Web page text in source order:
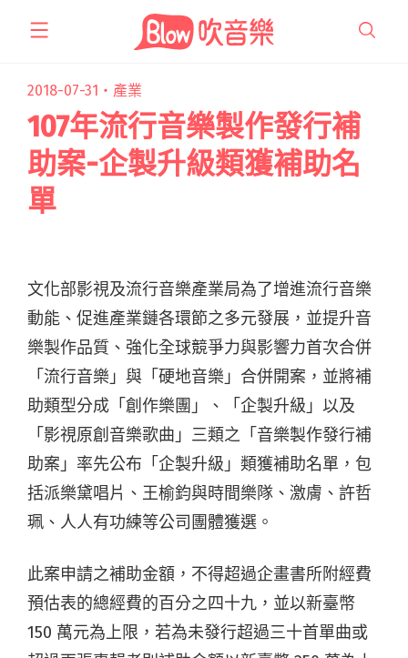
2018-07-31・ 產業
107年流行音樂製作發行補
助案-企製升級類獲補助名
單
文化部影視及流行音樂產業局為了增進流行音樂
動能、促進產業鏈各環節之多元發展，並提升音
樂製作品質、強化全球競爭力與影響力首次合併
「流行音樂」與「硬地音樂」合併開案，並將補
助類型分成「創作樂團」、「企製升級」以及
「影視原創音樂歌曲」三類之「音樂製作發行補
助案」率先公布「企製升級」類獲補助名單，包
括派樂黛唱片、王榆鈞與時間樂隊、激膚、許哲
珮、人人有功練等公司團體獲選。
此案申請之補助金額，不得超過企畫書所附經費
預估表的總經費的百分之四十九，並以新臺幣
150 萬元為上限，若為未發行超過三十首單曲或